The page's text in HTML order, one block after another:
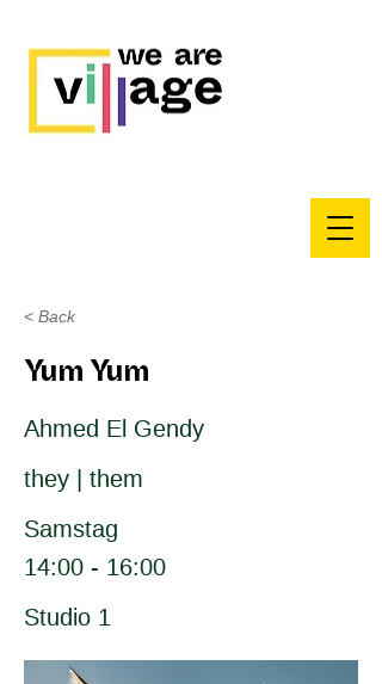
< Back
Yum Yum
Ahmed El Gendy
they | them
Samstag
14:00 - 16:00
Studio 1